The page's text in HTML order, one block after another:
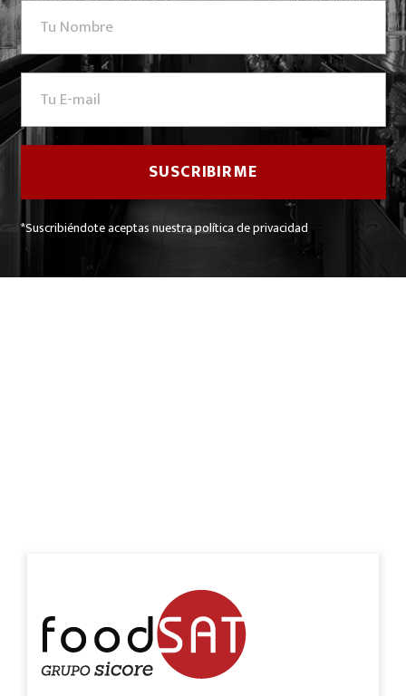
*Suscribiéndote aceptas nuestra política de privacidad